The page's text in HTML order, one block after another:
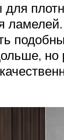
ламелей.
но